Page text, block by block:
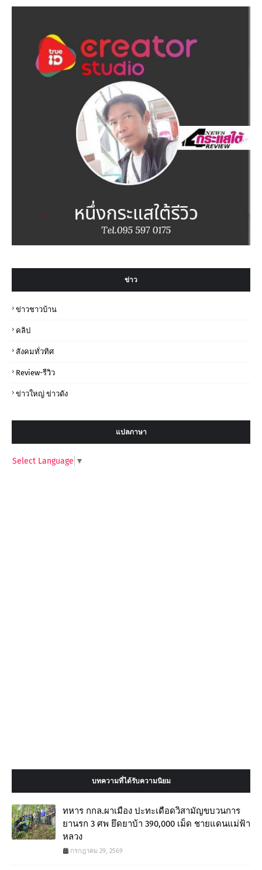
ข่าว
ข่าวชาวบ้าน
คลิป
สังคมทั่วทิศ
Review-รีวิว
ข่าวใหญ่ ข่าวดัง
แปลภาษา
Select Language ▼
บทความที่ได้รับความนิยม
ทหาร กกล.ผาเมือง ปะทะเดือดวิสามัญขบวนการ
ยานรก 3 ศพ ยึดยาบ้า 390,000 เม็ด ชายแดนแม่ฟ้า
หลวง
กรกฎาคม 29, 2569